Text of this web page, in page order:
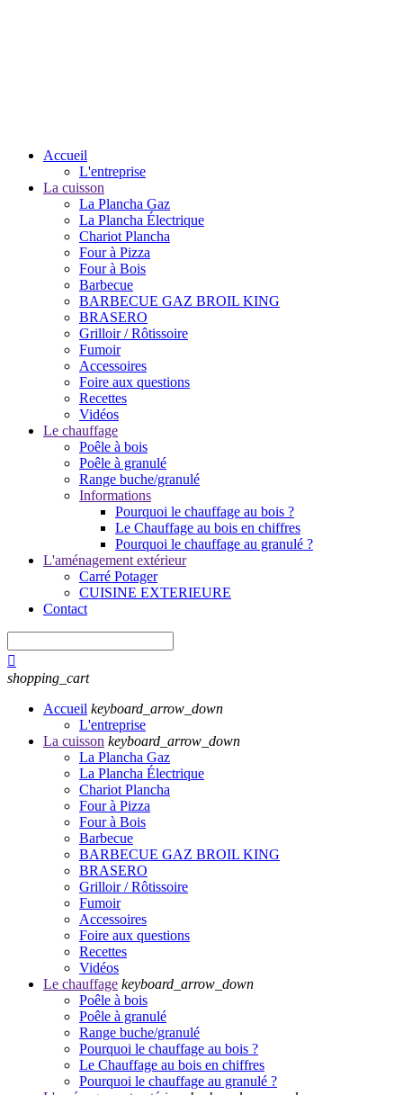
Accueil
L'entreprise
La cuisson
La Plancha Gaz
La Plancha Électrique
Chariot Plancha
Four à Pizza
Four à Bois
Barbecue
BARBECUE GAZ BROIL KING
BRASERO
Grilloir / Rôtissoire
Fumoir
Accessoires
Foire aux questions
Recettes
Vidéos
Le chauffage
Poêle à bois
Poêle à granulé
Range buche/granulé
Informations
Pourquoi le chauffage au bois ?
Le Chauffage au bois en chiffres
Pourquoi le chauffage au granulé ?
L'aménagement extérieur
Carré Potager
CUISINE EXTERIEURE
Contact

shopping_cart
Accueil keyboard_arrow_down
L'entreprise
La cuisson keyboard_arrow_down
La Plancha Gaz
La Plancha Électrique
Chariot Plancha
Four à Pizza
Four à Bois
Barbecue
BARBECUE GAZ BROIL KING
BRASERO
Grilloir / Rôtissoire
Fumoir
Accessoires
Foire aux questions
Recettes
Vidéos
Le chauffage keyboard_arrow_down
Poêle à bois
Poêle à granulé
Range buche/granulé
Pourquoi le chauffage au bois ?
Le Chauffage au bois en chiffres
Pourquoi le chauffage au granulé ?